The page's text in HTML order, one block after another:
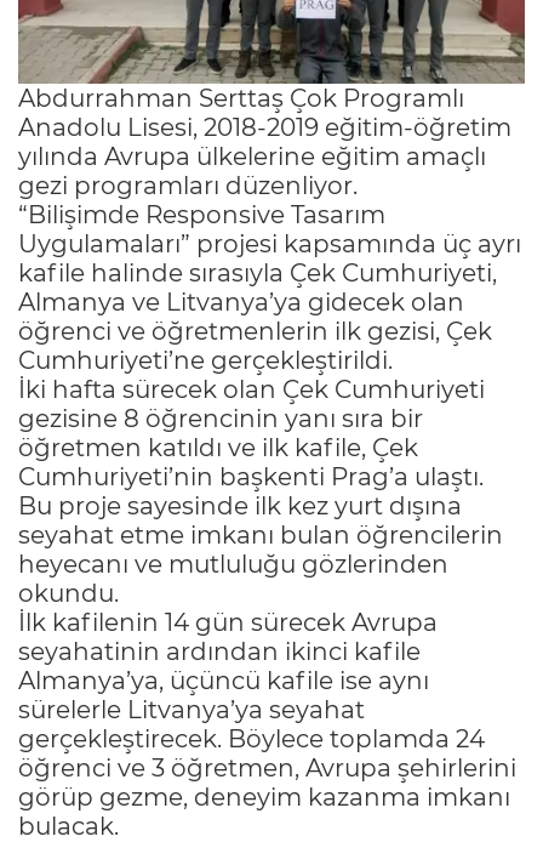
Abdurrahman Serttaş Çok Programlı
Anadolu Lisesi, 2018-2019 eğitim-öğretim
yılında Avrupa ülkelerine eğitim amaçlı
gezi programları düzenliyor.
“Bilişimde Responsive Tasarım
Uygulamaları” projesi kapsamında üç ayrı
kafile halinde sırasıyla Çek Cumhuriyeti,
Almanya ve Litvanya’ya gidecek olan
öğrenci ve öğretmenlerin ilk gezisi, Çek
Cumhuriyeti’ne gerçekleştirildi.
İki hafta sürecek olan Çek Cumhuriyeti
gezisine 8 öğrencinin yanı sıra bir
öğretmen katıldı ve ilk kafile, Çek
Cumhuriyeti’nin başkenti Prag’a ulaştı.
Bu proje sayesinde ilk kez yurt dışına
seyahat etme imkanı bulan öğrencilerin
heyecanı ve mutluluğu gözlerinden
okundu.
İlk kafilenin 14 gün sürecek Avrupa
seyahatinin ardından ikinci kafile
Almanya’ya, üçüncü kafile ise aynı
sürelerle Litvanya’ya seyahat
gerçekleştirecek. Böylece toplamda 24
öğrenci ve 3 öğretmen, Avrupa şehirlerini
görüp gezme, deneyim kazanma imkanı
bulacak.